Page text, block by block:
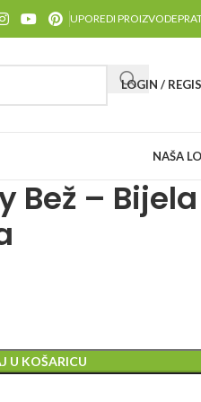
UPOREDI PROIZVODE
LOGIN /
NAŠA
Bež –
U KOŠARICU